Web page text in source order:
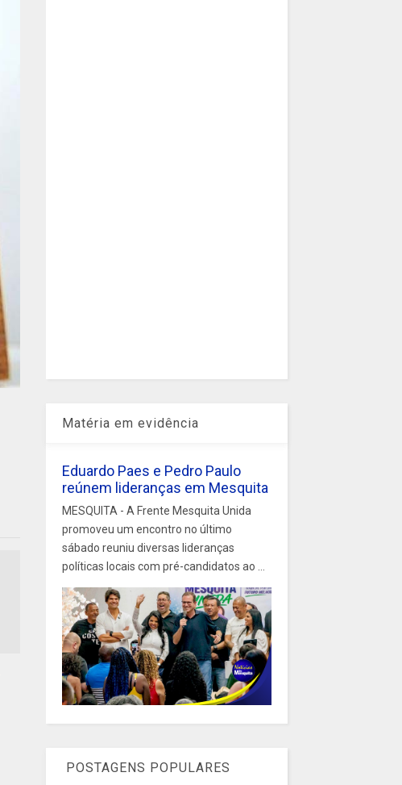
Matéria em evidência
Eduardo Paes e Pedro Paulo
reúnem lideranças em Mesquita
MESQUITA - A Frente Mesquita Unida
promoveu um encontro no último
sábado reuniu diversas lideranças
políticas locais com pré-candidatos ao ...
POSTAGENS POPULARES